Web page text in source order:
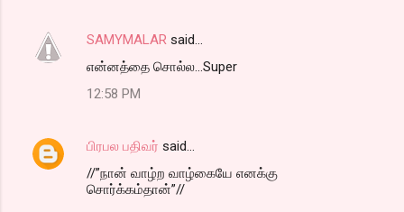
SAMYMALAR said…
என்னத்தை சொல்ல...Super
12:58 PM
பிரபல பதிவர் said…
//”நான் வாழ்ற வாழ்கையே எனக்கு
சொர்க்கம்தான்”//